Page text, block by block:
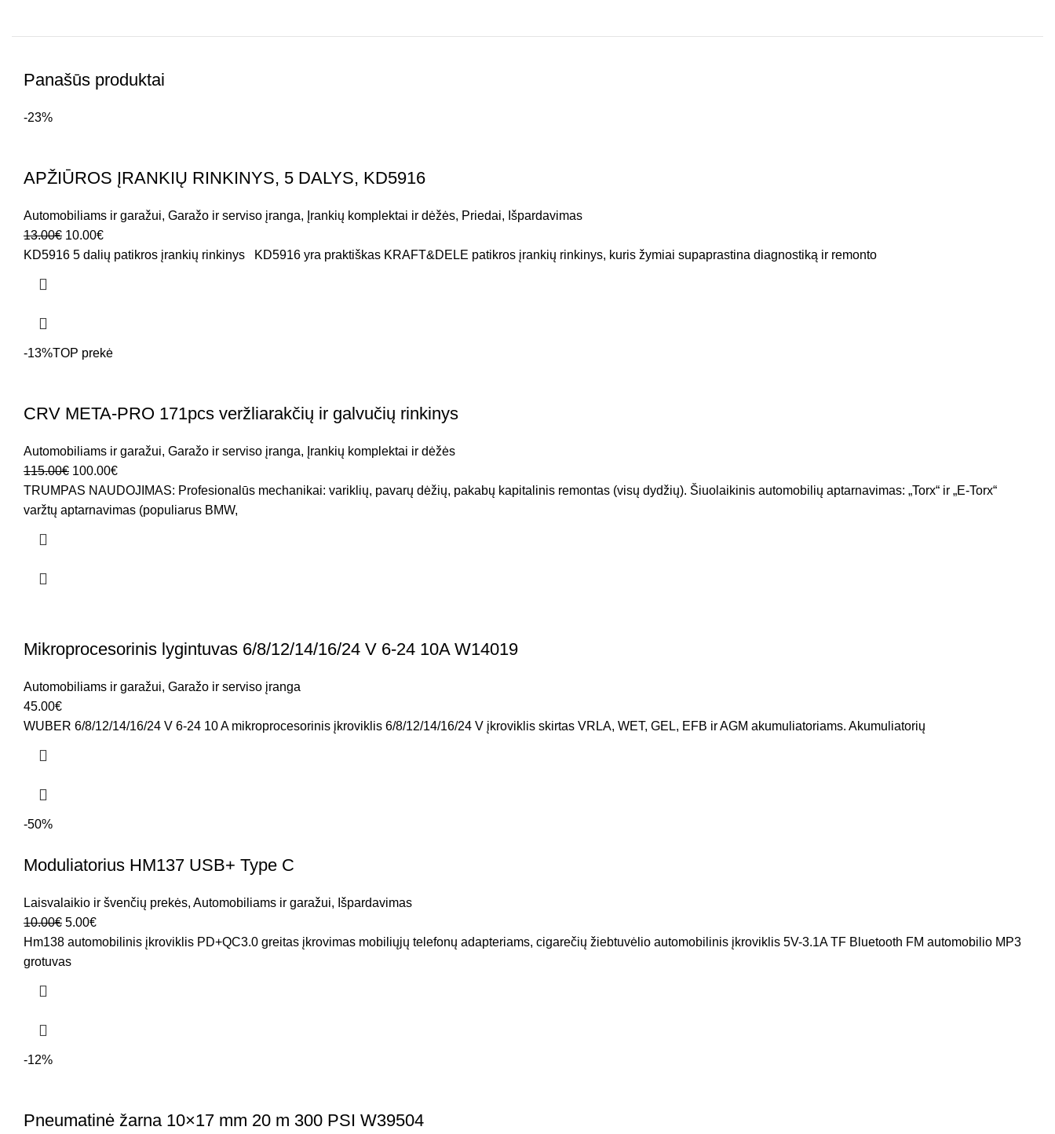
Panašūs produktai
-23%
APŽIŪROS ĮRANKIŲ RINKINYS, 5 DALYS, KD5916
Automobiliams ir garažui, Garažo ir serviso įranga, Įrankių komplektai ir dėžės, Priedai, Išpardavimas
13.00€ 10.00€
KD5916 5 dalių patikros įrankių rinkinys KD5916 yra praktiškas KRAFT&DELE patikros įrankių rinkinys, kuris žymiai supaprastina diagnostiką ir remonto
-13%TOP prekė
CRV META-PRO 171pcs veržliarakčių ir galvučių rinkinys
Automobiliams ir garažui, Garažo ir serviso įranga, Įrankių komplektai ir dėžės
115.00€ 100.00€
TRUMPAS NAUDOJIMAS: Profesionalūs mechanikai: variklių, pavarų dėžių, pakabų kapitalinis remontas (visų dydžių). Šiuolaikinis automobilių aptarnavimas: „Torx“ ir „E-Torx“
varžtų aptarnavimas (populiarus BMW,
Mikroprocesorinis lygintuvas 6/8/12/14/16/24 V 6-24 10A W14019
Automobiliams ir garažui, Garažo ir serviso įranga
45.00€
WUBER 6/8/12/14/16/24 V 6-24 10 A mikroprocesorinis įkroviklis 6/8/12/14/16/24 V įkroviklis skirtas VRLA, WET, GEL, EFB ir AGM akumuliatoriams. Akumuliatorių
-50%
Moduliatorius HM137 USB+ Type C
Laisvalaikio ir švenčių prekės, Automobiliams ir garažui, Išpardavimas
10.00€ 5.00€
Hm138 automobilinis įkroviklis PD+QC3.0 greitas įkrovimas mobiliųjų telefonų adapteriams, cigarečių žiebtuvėlio automobilinis įkroviklis 5V-3.1A TF Bluetooth FM automobilio MP3
grotuvas
-12%
Pneumatinė žarna 10×17 mm 20 m 300 PSI W39504